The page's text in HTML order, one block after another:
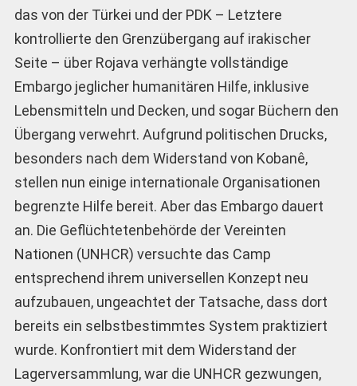
das von der Türkei und der PDK – Letztere
kontrollierte den Grenzübergang auf irakischer
Seite – über Rojava verhängte vollständige
Embargo jeglicher humanitären Hilfe, inklusive
Lebensmitteln und Decken, und sogar Büchern den
Übergang verwehrt. Aufgrund politischen Drucks,
besonders nach dem Widerstand von Kobanê,
stellen nun einige internationale Organisationen
begrenzte Hilfe bereit. Aber das Embargo dauert
an. Die Geflüchtetenbehörde der Vereinten
Nationen (UNHCR) versuchte das Camp
entsprechend ihrem universellen Konzept neu
aufzubauen, ungeachtet der Tatsache, dass dort
bereits ein selbstbestimmtes System praktiziert
wurde. Konfrontiert mit dem Widerstand der
Lagerversammlung, war die UNHCR gezwungen,